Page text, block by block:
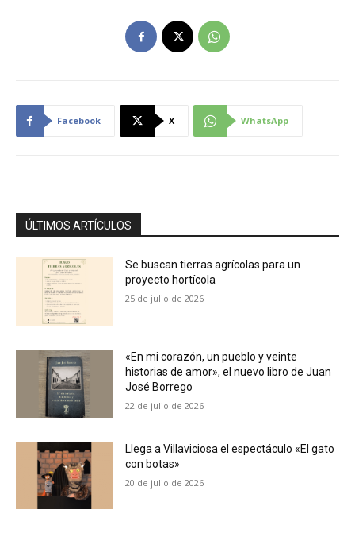
Facebook X WhatsApp
ÚLTIMOS ARTÍCULOS
Se buscan tierras agrícolas para un
proyecto hortícola
25 de julio de 2026
«En mi corazón, un pueblo y veinte
historias de amor», el nuevo libro de Juan
José Borrego
22 de julio de 2026
Llega a Villaviciosa el espectáculo «El gato
con botas»
20 de julio de 2026